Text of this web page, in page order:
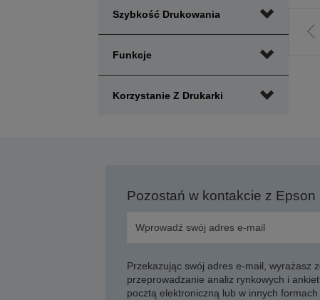
Szybkość Drukowania
Funkcje
Korzystanie Z Drukarki
Pozostań w kontakcie z Epson
Przekazując swój adres e-mail, wyrażasz
przeprowadzanie analiz rynkowych i
pocztą elektroniczną lub w innych